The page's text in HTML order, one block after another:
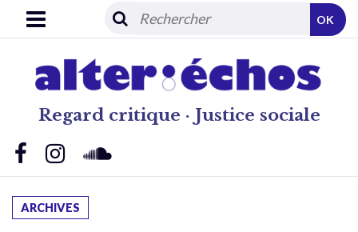
Regard critique · Justice sociale
OK
ARCHIVES